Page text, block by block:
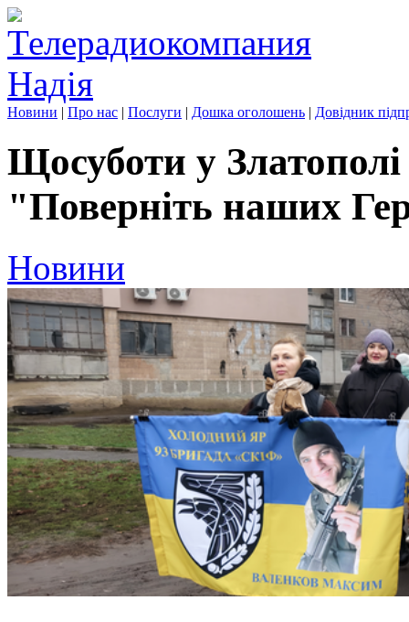
Новини | Про нас | Послуги | Дошка оголошень | Довідник
Щосуботи у
"Поверніть наших
Новини